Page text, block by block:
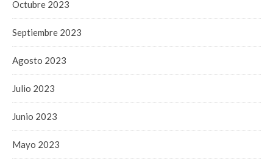
Octubre 2023
Septiembre 2023
Agosto 2023
Julio 2023
Junio 2023
Mayo 2023